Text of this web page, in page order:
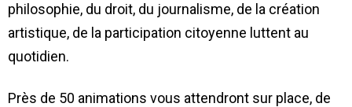
philosophie, du droit, du journalisme, de la création
artistique, de la participation citoyenne luttent au
quotidien.
Près de 50 animations vous attendront sur place, de